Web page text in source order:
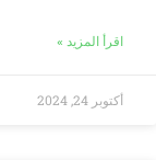
اقرأ المزيد »
أكتوبر 24, 2024